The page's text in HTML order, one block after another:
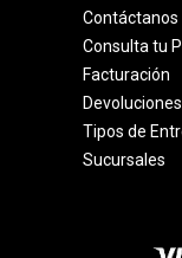
Contáctanos
Consulta tu
Facturación
Devoluciones
Tipos de
Sucursales